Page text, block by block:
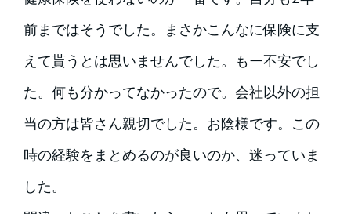
前まではそうでした。まさかこんなに保険に支
えて貰うとは思いませんでした。もー不安でし
た。何も分かってなかったので。会社以外の担
当の方は皆さん親切でした。お陰様です。この
時の経験をまとめるのが良いのか、迷っていま
した。